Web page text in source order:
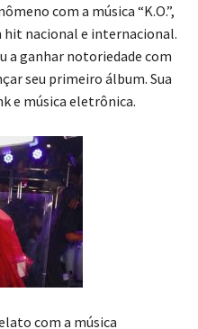
com a música “K.O.”,
hit nacional e internacional.
a ganhar notoriedade com
seu primeiro álbum. Sua
e música eletrônica.
com a música